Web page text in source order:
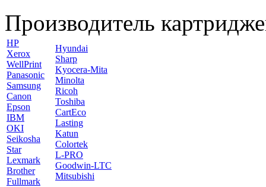
Производитель
HP
Xerox
WellPrint
Panasonic
Samsung
Canon
Epson
IBM
OKI
Seikosha
Star
Lexmark
Brother
Fullmark
Hyundai
Sharp
Kyocera-Mita
Minolta
Ricoh
Toshiba
CartEco
Lasting
Katun
Colortek
L-PRO
Goodwin-LTC
Mitsubishi